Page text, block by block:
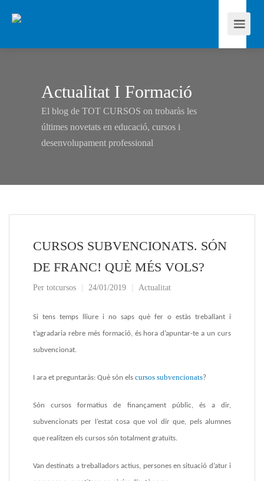
Actualitat I Formació
El blog de TOT CURSOS on trobaràs les
últimes novetats en educació, cursos i
desenvolupament professional
CURSOS SUBVENCIONATS. SÓN
DE FRANC! QUÈ MÉS VOLS?
Per totcursos 24/01/2019 Actualitat
Si tens temps lliure i no saps què fer o estàs treballant i
t’agradaria rebre més formació, és hora d’apuntar-te a un curs
subvencionat.
I ara et preguntaràs: Què són els cursos subvencionats?
Són cursos formatius de finançament públic, és a dir,
subvencionats per l’estat cosa que vol dir que, pels alumnes
que realitzen els cursos són totalment gratuïts.
Van destinats a treballadors actius, persones en situació d’atur i